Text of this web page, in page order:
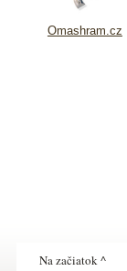
Omashram.cz
Na začiatok ^